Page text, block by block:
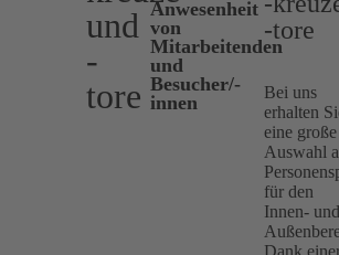
und
-
tore
Anwesenheit
von
Mitarbeitenden
und
Besucher/-
innen
-tore
Bei uns
erhalten
eine große
Auswahl
für den
Innen- und